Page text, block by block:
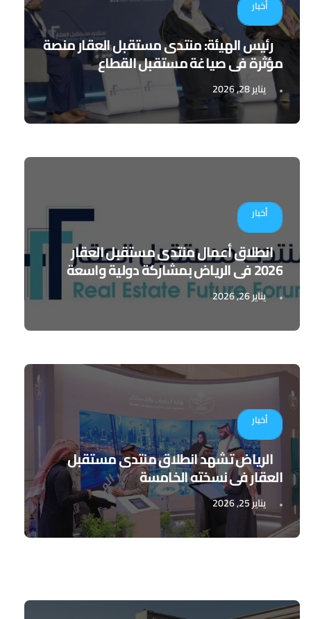
أخبار
رئيس الهيئة: منتدى مستقبل العقار منصة
مؤثرة في صياغة مستقبل القطاع
يناير 28, 2026
أخبار
انطلاق أعمال منتدى مستقبل العقار
2026 في الرياض بمشاركة دولية واسعة
يناير 26, 2026
أخبار
الرياض تشهد انطلاق منتدى مستقبل
العقار في نسخته الخامسة
يناير 25, 2026